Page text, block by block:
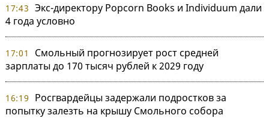
17:43 Экс-директору Popcorn Books и Individuum дали
4 года условно
17:01
Смольный прогнозирует рост средней
зарплаты до 170 тысяч рублей к 2029 году
16:19
Росгвардейцы задержали подростков за
попытку залезть на крышу Смольного собора